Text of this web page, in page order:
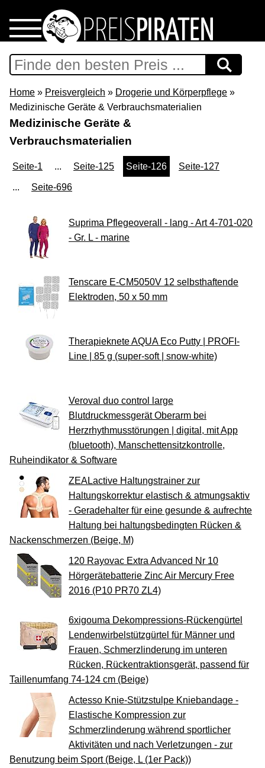
Home
Download
Preispiraten auf Facebook
Support & Newsletter
Presse
Datenschutz
Impressum
Home » Preisvergleich » Drogerie und Körperpflege »
Medizinische Geräte & Verbrauchsmaterialien
Medizinische Geräte &
Verbrauchsmaterialien
Seite-1 ... Seite-125 Seite-126 Seite-127
... Seite-696
Suprima Pflegeoverall - lang - Art 4-701-020
- Gr. L - marine
Tenscare E-CM5050V 12 selbsthaftende
Elektroden, 50 x 50 mm
Therapieknete AQUA Eco Putty | PROFI-
Line | 85 g (super-soft | snow-white)
Veroval duo control large
Blutdruckmessgerät Oberarm bei
Herzrhythmusstörungen | digital, mit App
(bluetooth), Manschettensitzkontrolle,
Ruheindikator & Software
ZEALactive Haltungstrainer zur
Haltungskorrektur elastisch & atmungsaktiv
- Geradehalter für eine gesunde & aufrechte
Haltung bei haltungsbedingten Rücken &
Nackenschmerzen (Beige, M)
120 Rayovac Extra Advanced Nr 10
Hörgerätebatterie Zinc Air Mercury Free
2016 (P10 PR70 ZL4)
6xigouma Dekompressions-Rückengürtel
Lendenwirbelstützgürtel für Männer und
Frauen, Schmerzlinderung im unteren
Rücken, Rückentraktionsgerät, passend für
Taillenumfang 74-124 cm (Beige)
Actesso Knie-Stützstulpe Kniebandage -
Elastische Kompression zur
Schmerzlinderung während sportlicher
Aktivitäten und nach Verletzungen - zur
Benutzung beim Sport (Beige, L (1er Pack))